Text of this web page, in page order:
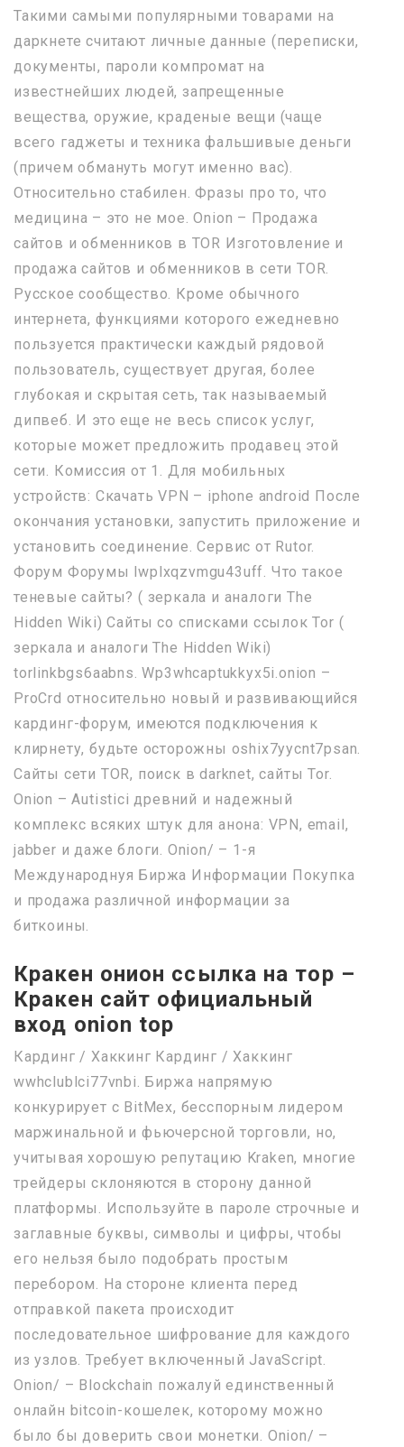
Такими самыми популярными товарами на
даркнете считают личные данные (переписки,
документы, пароли компромат на
известнейших людей, запрещенные
вещества, оружие, краденые вещи (чаще
всего гаджеты и техника фальшивые деньги
(причем обмануть могут именно вас).
Относительно стабилен. Фразы про то, что
медицина – это не мое. Onion – Продажа
сайтов и обменников в TOR Изготовление и
продажа сайтов и обменников в сети TOR.
Русское сообщество. Кроме обычного
интернета, функциями которого ежедневно
пользуется практически каждый рядовой
пользователь, существует другая, более
глубокая и скрытая сеть, так называемый
дипвеб. И это еще не весь список услуг,
которые может предложить продавец этой
сети. Комиссия от 1. Для мобильных
устройств: Скачать VPN – iphone android После
окончания установки, запустить приложение и
установить соединение. Сервис от Rutor.
Форум Форумы lwplxqzvmgu43uff. Что такое
теневые сайты? ( зеркала и аналоги The
Hidden Wiki) Сайты со списками ссылок Tor (
зеркала и аналоги The Hidden Wiki)
torlinkbgs6aabns. Wp3whcaptukkyx5i.onion –
ProCrd относительно новый и развивающийся
кардинг-форум, имеются подключения к
клирнету, будьте осторожны oshix7yycnt7psan.
Сайты сети TOR, поиск в darknet, сайты Tor.
Onion – Autistici древний и надежный
комплекс всяких штук для анона: VPN, email,
jabber и даже блоги. Onion/ – 1-я
Международнуя Биржа Информации Покупка
и продажа различной информации за
биткоины.
Кракен онион ссылка на тор –
Кракен сайт официальный
вход onion top
Кардинг / Хаккинг Кардинг / Хаккинг
wwhclublci77vnbi. Биржа напрямую
конкурирует с BitMex, бесспорным лидером
маржинальной и фьючерсной торговли, но,
учитывая хорошую репутацию Kraken, многие
трейдеры склоняются в сторону данной
платформы. Используйте в пароле строчные и
заглавные буквы, символы и цифры, чтобы
его нельзя было подобрать простым
перебором. На стороне клиента перед
отправкой пакета происходит
последовательное шифрование для каждого
из узлов. Требует включенный JavaScript.
Onion/ – Blockchain пожалуй единственный
онлайн bitcoin-кошелек, которому можно
было бы доверить свои монетки. Onion/ –